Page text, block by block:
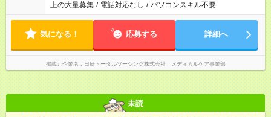
上の大量募集 / 電話対応なし / パソコンスキル不要
気になる！ 応募する 詳細へ
掲載元企業名 日研トータルソーシング株式会社 メディカルケア事業部
未読